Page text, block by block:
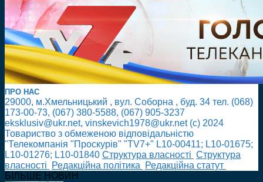
ПРО НАС
29000, м.Хмельницький , вул. Соборна , буд. 34 тел. (068)
173-00-73, (067) 380-5588, (067) 905-3237
eksklusiv@ukr.net, vinskevich1978@ukr.net (с) 2024
Товариство з обмеженою відповідальністю
"Телекомпанія "Проскурів" "TV7+" L10-00411; L10-01675;
L10-01276; L10-01840 Cтруктура власності Cтруктура
власності
Редакційна політика
Редакційна статут
БІЛЬШЕ НОВИН